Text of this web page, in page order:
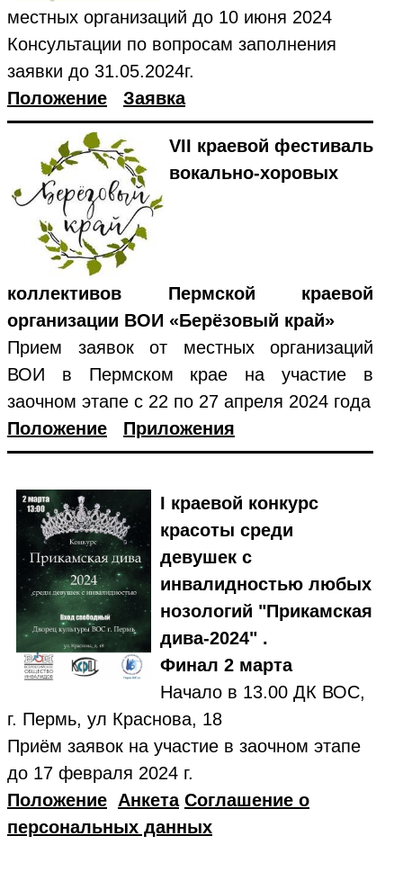
местных организаций до 10 июня 2024
Консультации по вопросам заполнения
заявки до 31.05.2024г.
Положение
Заявка
VII краевой фестиваль
вокально-хоровых
коллективов Пермской краевой
организации ВОИ «Берёзовый край»
Прием заявок от местных организаций
ВОИ в Пермском крае на участие в
заочном этапе с 22 по 27 апреля 2024 года
Положение
Приложения
I краевой конкурс
красоты среди
девушек с
инвалидностью любых
нозологий "Прикамская
дива-2024" .
Финал 2 марта
Начало в 13.00 ДК ВОС,
г. Пермь, ул Краснова, 18
Приём заявок на участие в заочном этапе
до 17 февраля 2024 г.
Положение Анкета Соглашение о
персональных данных